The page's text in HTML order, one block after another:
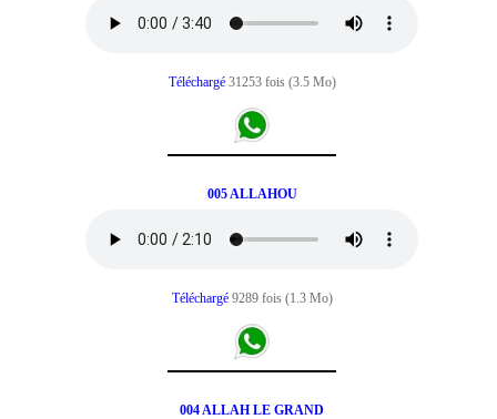
Téléchargé 31253 fois (3.5 Mo)
005 ALLAHOU
Téléchargé 9289 fois (1.3 Mo)
004 ALLAH LE GRAND